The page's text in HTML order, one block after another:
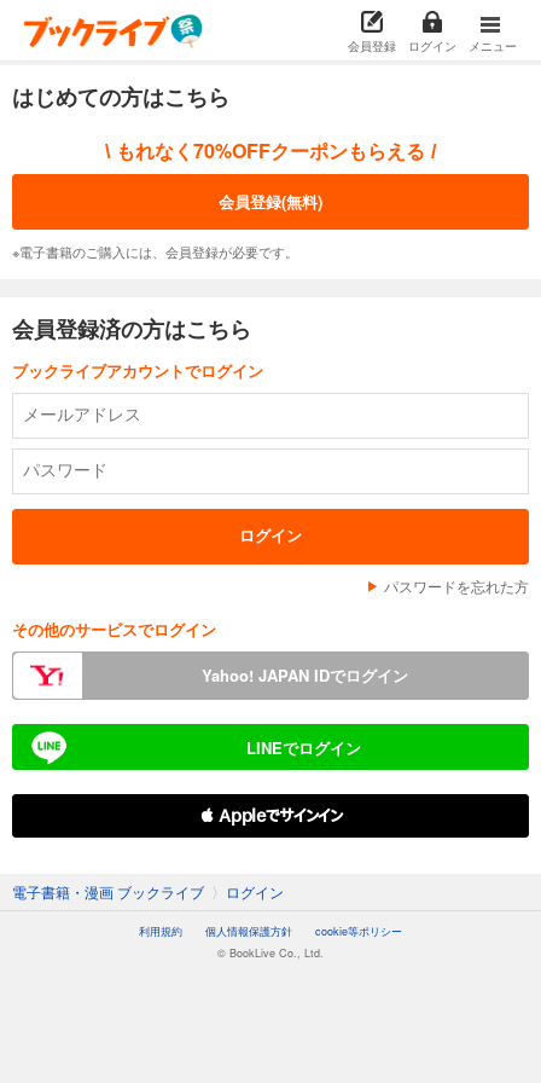
会員登録 ログイン メニュー
はじめての方はこちら
\ もれなく70%OFFクーポンもらえる /
会員登録(無料)
※電子書籍のご購入には、会員登録が必要です。
会員登録済の方はこちら
ブックライブアカウントでログイン
パスワードを忘れた方
その他のサービスでログイン
Yahoo! JAPAN IDでログイン
LINEでログイン
 Appleでサインイン
電子書籍・漫画 ブックライブ 〉 ログイン
利用規約 個人情報保護方針
cookie等ポリシー
© BookLive Co., Ltd.